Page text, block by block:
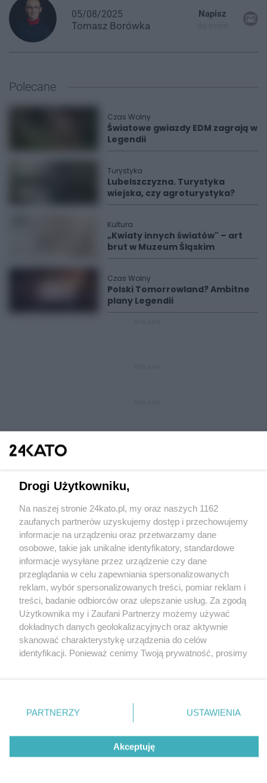
05/08/2025
Tomasz Borówka
Napisz
Polecane
Czas Wolny
Światowe gwiazdy EDM zagrają w
Legendii
Turystyka
Lubelszczyzna. Turystyka
wiejska, czy agroturystyka?
Kultura
„Kwiaty innych światów" – art
brut w Muzeum Śląskim
Czas Wolny
Polski Tomorrowland? Ambitne
plany Legendii
Wydawca mediów lokalnych
Nie zapomnij
zapoznać się z:
polityką prywatności regulamin korzystania z portali
Twojemiasto
Piekary Śląskie
Chorzów
Tarnowskie Góry
Gliwice
Skontakuj sięz nami
Kontakt
Wydawca
Redakcja
Drogi Użytkowniku,
Na naszej stronie 24kato.pl, my oraz naszych 1162
zaufanych partnerów uzyskujemy dostęp i przechowujemy
informacje na urządzeniu oraz przetwarzamy dane
osobowe, takie jak unikalne identyfikatory, standardowe
informacje wysyłane przez urządzenie czy dane
przeglądania w celu zapewniania spersonalizowanych
reklam, wybór spersonalizowanych treści, pomiar reklam i
treści, badanie odbiorców oraz ulepszanie usług. Za zgodą
Użytkownika my i Zaufani Partnerzy możemy używać
dokładnych danych geolokalizacyjnych oraz aktywnie
skanować charakterystykę urządzenia do celów
identyfikacji. Ponieważ cenimy Twoją prywatność, prosimy
prywatności znajdujący się w lewym dolnym rogu strony
. Niektóre rodzaje przetwarzania danych nie wymagają
zgody użytkownika, ale masz prawo sprzeciwić się
takiemu przetwarzaniu. Preferencje będą miały
zastosowania tylko na tej witrynie.
PARTNERZY USTAWIENIA
Akceptuję